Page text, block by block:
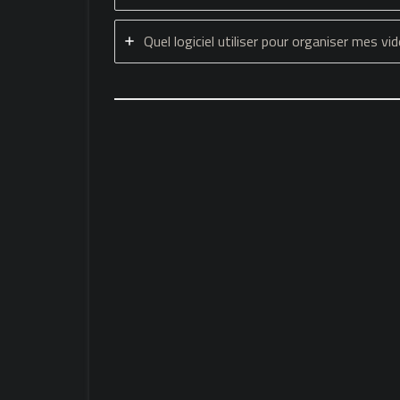
Quel logiciel utiliser pour organiser mes